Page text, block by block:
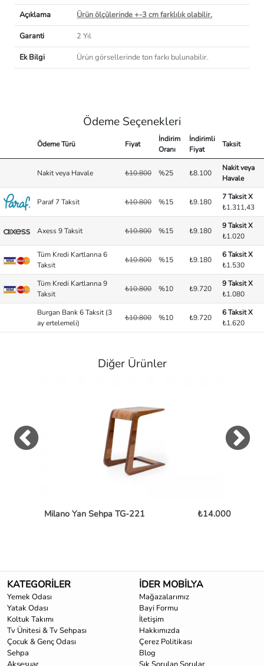
Açıklama
Ürün ölçülerinde +-3 cm farklılık olabilir.
Garanti
2 Yıl
Ek Bilgi
Ürün görsellerinde ton farkı bulunabilir.
Ödeme Seçenekleri
Ödeme Türü Fiyat
İndirim
Oranı
İndirimli
Fiyat
Taksit
Nakit veya Havale ₺10.800 %25 ₺8.100
Nakit veya
Havale
Paraf 7 Taksit ₺10.800 %15 ₺9.180
7 Taksit X
₺1.311,43
Axess 9 Taksit ₺10.800 %15 ₺9.180
9 Taksit X
₺1.020
Tüm Kredi Kartlarına 6
Taksit
₺10.800 %15 ₺9.180
6 Taksit X
₺1.530
Tüm Kredi Kartlarına 9
Taksit
₺10.800 %10 ₺9.720
9 Taksit X
₺1.080
Burgan Bank 6 Taksit (3
ay ertelemeli)
₺10.800 %10 ₺9.720
6 Taksit X
₺1.620
Diğer Ürünler
Milano Yan Sehpa TG-221 ₺14.000
KATEGORİLER
Yemek Odası
Yatak Odası
Koltuk Takımı
Tv Ünitesi & Tv Sehpası
Çocuk & Genç Odası
Sehpa
İDER MOBİLYA
Mağazalarımız
Bayi Formu
İletişim
Hakkımızda
Çerez Politikası
Blog